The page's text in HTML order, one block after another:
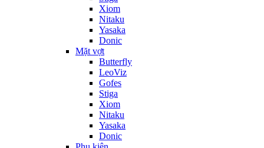
Xiom
Nitaku
Yasaka
Donic
Mặt vợt
Butterfly
LeoViz
Gofes
Stiga
Xiom
Nitaku
Yasaka
Donic